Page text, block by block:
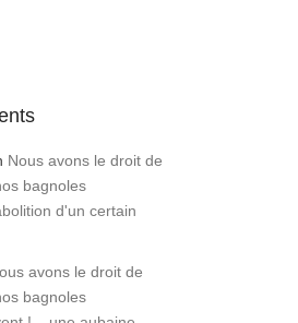
Nous avons le droit de
bagnoles
d'un certain
avons le droit de
bagnoles